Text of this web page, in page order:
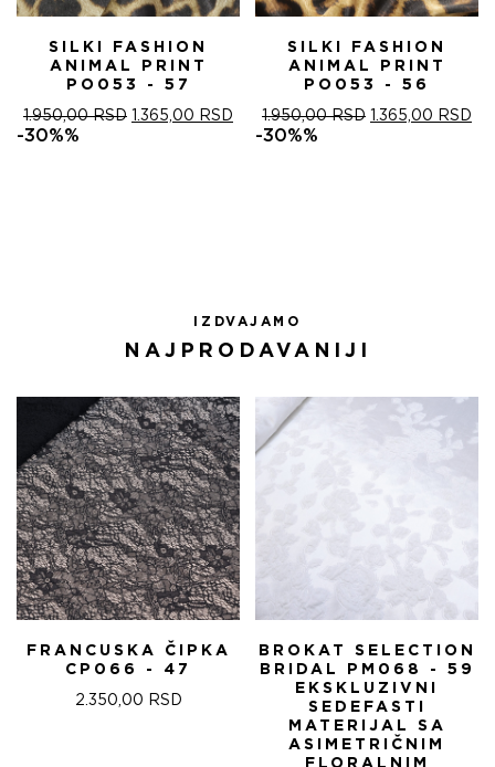
SILKI FASHION
ANIMAL PRINT
PO053 - 57
1.950,00RSD ОРИГИНАЛНА
1.365,00 RSD ТРЕНУТНА
ЦЕНА
-30%%
SILKI FASHION
ANIMAL PRINT
PO053 - 56
1.950,00RSD ОРИГИНАЛНА
1.365,00 RSD
-30%%
IZDVAJAMO
NAJPRODAVANIJI
FRANCUSKA ČIPKA
CP066 - 47
2.350,00 RSD
BROKAT SELECTION
BRIDAL PM068 - 59
EKSKLUZIVNI
SEDEFASTI
MATERIJAL SA
ASIMETRIČNIM
FLORALNIM